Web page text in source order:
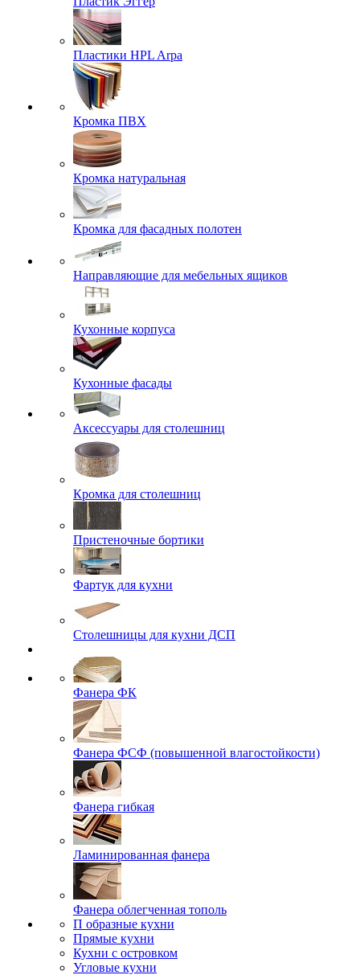
Пластики HPL Arpa
Кромка ПВХ
Кромка натуральная
Кромка для фасадных полотен
Направляющие для мебельных ящиков
Кухонные корпуса
Кухонные фасады
Аксессуары для столешниц
Кромка для столешниц
Пристеночные бортики
Фартук для кухни
Столешницы для кухни ДСП
Фанера ФК
Фанера ФСФ (повышенной влагостойкости)
Фанера гибкая
Ламинированная фанера
Фанера облегченная тополь
П образные кухни
Прямые кухни
Кухни с островком
Угловые кухни